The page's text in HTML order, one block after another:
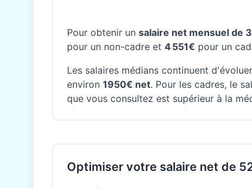
Pour obtenir un salaire net mensuel de
pour un non-cadre et 4 551€ pour un
Les salaires médians continuent
environ 1950€ net. Pour les cadres, le
que vous consultez est supérieur à la
Optimiser votre salaire net de